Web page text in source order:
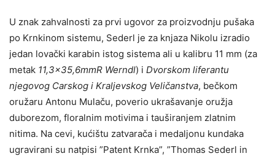
U znak zahvalnosti za prvi ugovor za proizvodnju pušaka
po Krnkinom sistemu, Sederl je za knjaza Nikolu izradio
jedan lovački karabin istog sistema ali u kalibru 11 mm (za
metak 11,3×35,6mmR Werndl) i Dvorskom liferantu
njegovog Carskog i Kraljevskog Veličanstva, bečkom
oružaru Antonu Mulaču, poverio ukrašavanje oružja
duborezom, floralnim motivima i tauširanjem zlatnim
nitima. Na cevi, kućištu zatvarača i medaljonu kundaka
ugravirani su natpisi ”Patent Krnka”, ”Thomas Sederl in